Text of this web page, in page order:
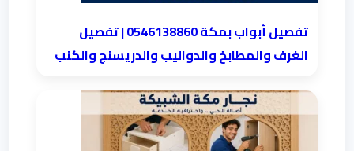
تفصيل أبواب بمكة 0546138860 | تفصيل
الغرف والمطابخ والدواليب والدريسنج والكنب